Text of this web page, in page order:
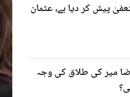
پیش کر دیا ہے، عثمان
میر کی طلاق کی وجہ